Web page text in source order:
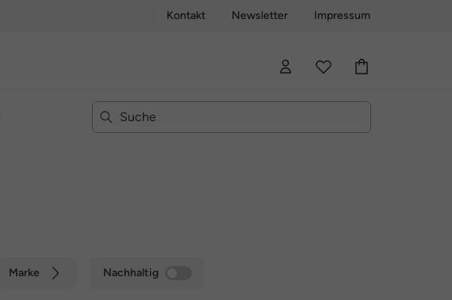
Kontakt Newsletter Impressum
Marke Nachhaltig